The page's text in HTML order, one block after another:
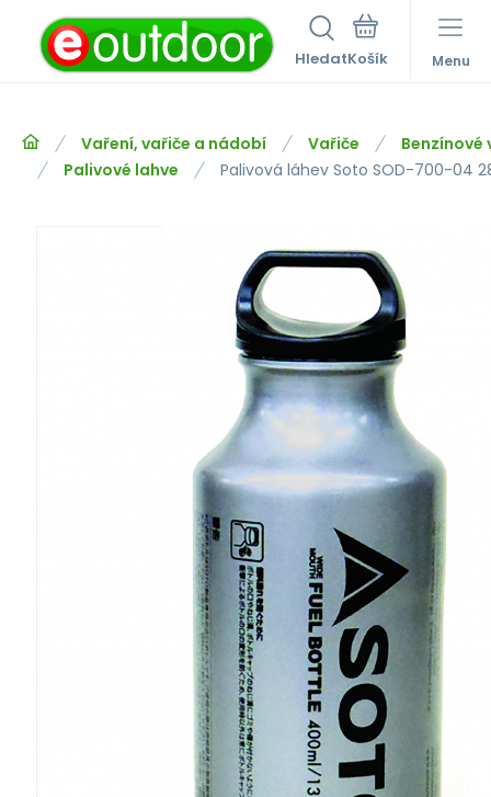
Hledat Menu
Vaření, vařiče a nádobí Vařiče
Benzínové
Palivové lahve
Palivová láhev Soto SOD-700-04